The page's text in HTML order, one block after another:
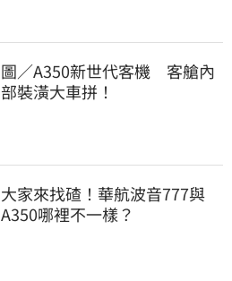
圖／A350新世代客機 客艙內
部裝潢大車拼！
大家來找碴！華航波音777與
A350哪裡不一樣？